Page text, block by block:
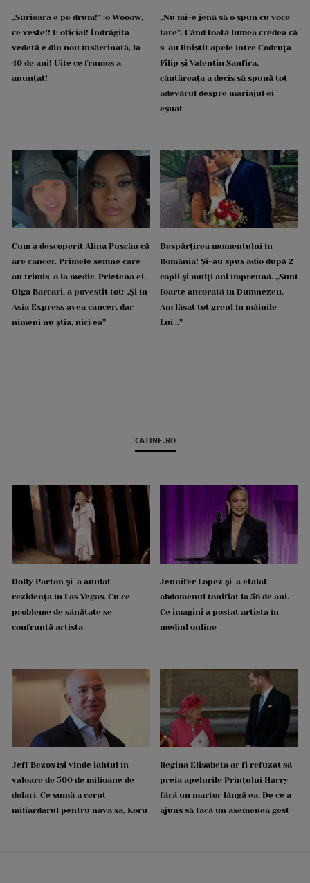
„Surioara e pe drum!” :o Wooow,
ce veste!! E oficial! Îndrăgita
vedetă e din nou însărcinată, la
40 de ani! Uite ce frumos a
anunțat!
„Nu mi-e jenă să o spun cu voce
tare”. Când toată lumea credea că
s-au liniștit apele între Codruța
Filip și Valentin Sanfira,
cântăreața a decis să spună tot
adevărul despre mariajul ei
eșuat
Cum a descoperit Alina Pușcău că
are cancer. Primele semne care
au trimis-o la medic. Prietena ei,
Olga Barcari, a povestit tot: „Și în
Asia Express avea cancer, dar
nimeni nu știa, nici ea”
Despărțirea momentului în
România! Și-au spus adio după 2
copii și mulți ani împreună. „Sunt
foarte ancorată în Dumnezeu.
Am lăsat tot greul în mâinile
Lui...”
CATINE.RO
Dolly Parton și-a anulat
rezidența în Las Vegas. Cu ce
probleme de sănătate se
confruntă artista
Jennifer Lopez și-a etalat
abdomenul tonifiat la 56 de ani.
Ce imagini a postat artista în
mediul online
Jeff Bezos își vinde iahtul în
valoare de 500 de milioane de
dolari. Ce sumă a cerut
miliardarul pentru nava sa, Koru
Regina Elisabeta ar fi refuzat să
preia apelurile Prințului Harry
fără un martor lângă ea. De ce a
ajuns să facă un asemenea gest